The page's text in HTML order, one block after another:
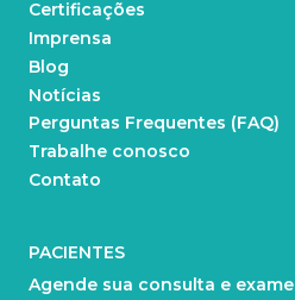
Certificações
Imprensa
Blog
Notícias
Perguntas Frequentes (FAQ)
Trabalhe conosco
Contato
PACIENTES
Agende sua consulta e exame